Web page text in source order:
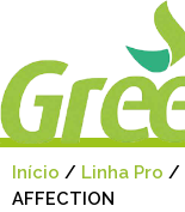
Início / Linha Pro /
AFFECTION